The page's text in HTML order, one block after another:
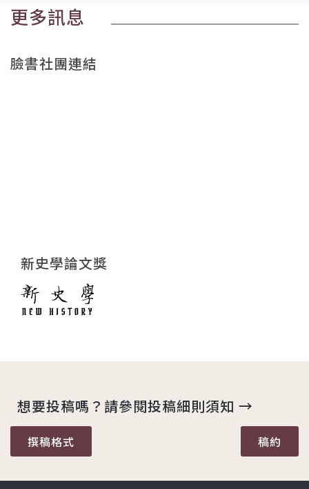
更多訊息
臉書社團連結
新史學論文獎
想要投稿嗎？請參閱投稿細則須知 →
撰稿格式 稿約